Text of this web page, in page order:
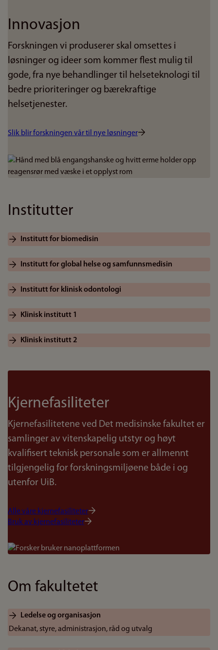
Innovasjon
Forskningen vi produserer skal omsettes i
løsninger og ideer som kommer flest mulig til
gode, fra nye behandlinger til helseteknologi til
bedre prioriteringer og bærekraftige
helsetjenester.
Slik blir forskningen vår til nye løsninger
Bilde
Institutter
Institutt for biomedisin
Institutt for global helse og samfunnsmedisin
Institutt for klinisk odontologi
Klinisk institutt 1
Klinisk institutt 2
Kjernefasiliteter
Kjernefasilitetene ved Det medisinske fakultet er
samlinger av vitenskapelig utstyr og høyt
kvalifisert teknisk personale som er allmennt
tilgjengelig for forskningsmiljøene både i og
utenfor UiB.
Alle våre kjernefasiliteter
Bruk av kjernefasiliteter
Bilde
Om fakultetet
Ledelse og organisasjon
Dekanat, styre, administrasjon, råd og utvalg